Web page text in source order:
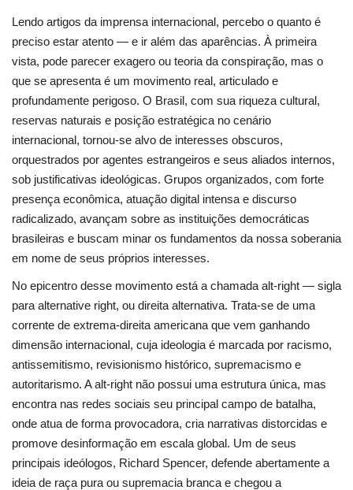
Lendo artigos da imprensa internacional, percebo o quanto é
preciso estar atento — e ir além das aparências. À primeira
vista, pode parecer exagero ou teoria da conspiração, mas o
que se apresenta é um movimento real, articulado e
profundamente perigoso. O Brasil, com sua riqueza cultural,
reservas naturais e posição estratégica no cenário
internacional, tornou-se alvo de interesses obscuros,
orquestrados por agentes estrangeiros e seus aliados internos,
sob justificativas ideológicas. Grupos organizados, com forte
presença econômica, atuação digital intensa e discurso
radicalizado, avançam sobre as instituições democráticas
brasileiras e buscam minar os fundamentos da nossa soberania
em nome de seus próprios interesses.
No epicentro desse movimento está a chamada alt-right — sigla
para alternative right, ou direita alternativa. Trata-se de uma
corrente de extrema-direita americana que vem ganhando
dimensão internacional, cuja ideologia é marcada por racismo,
antissemitismo, revisionismo histórico, supremacismo e
autoritarismo. A alt-right não possui uma estrutura única, mas
encontra nas redes sociais seu principal campo de batalha,
onde atua de forma provocadora, cria narrativas distorcidas e
promove desinformação em escala global. Um de seus
principais ideólogos, Richard Spencer, defende abertamente a
ideia de raça pura ou supremacia branca e chegou a